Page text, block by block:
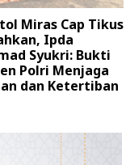
Miras Cap Tikus
Ipda
Syukri: Bukti
Polri Menjaga
dan Ketertiban